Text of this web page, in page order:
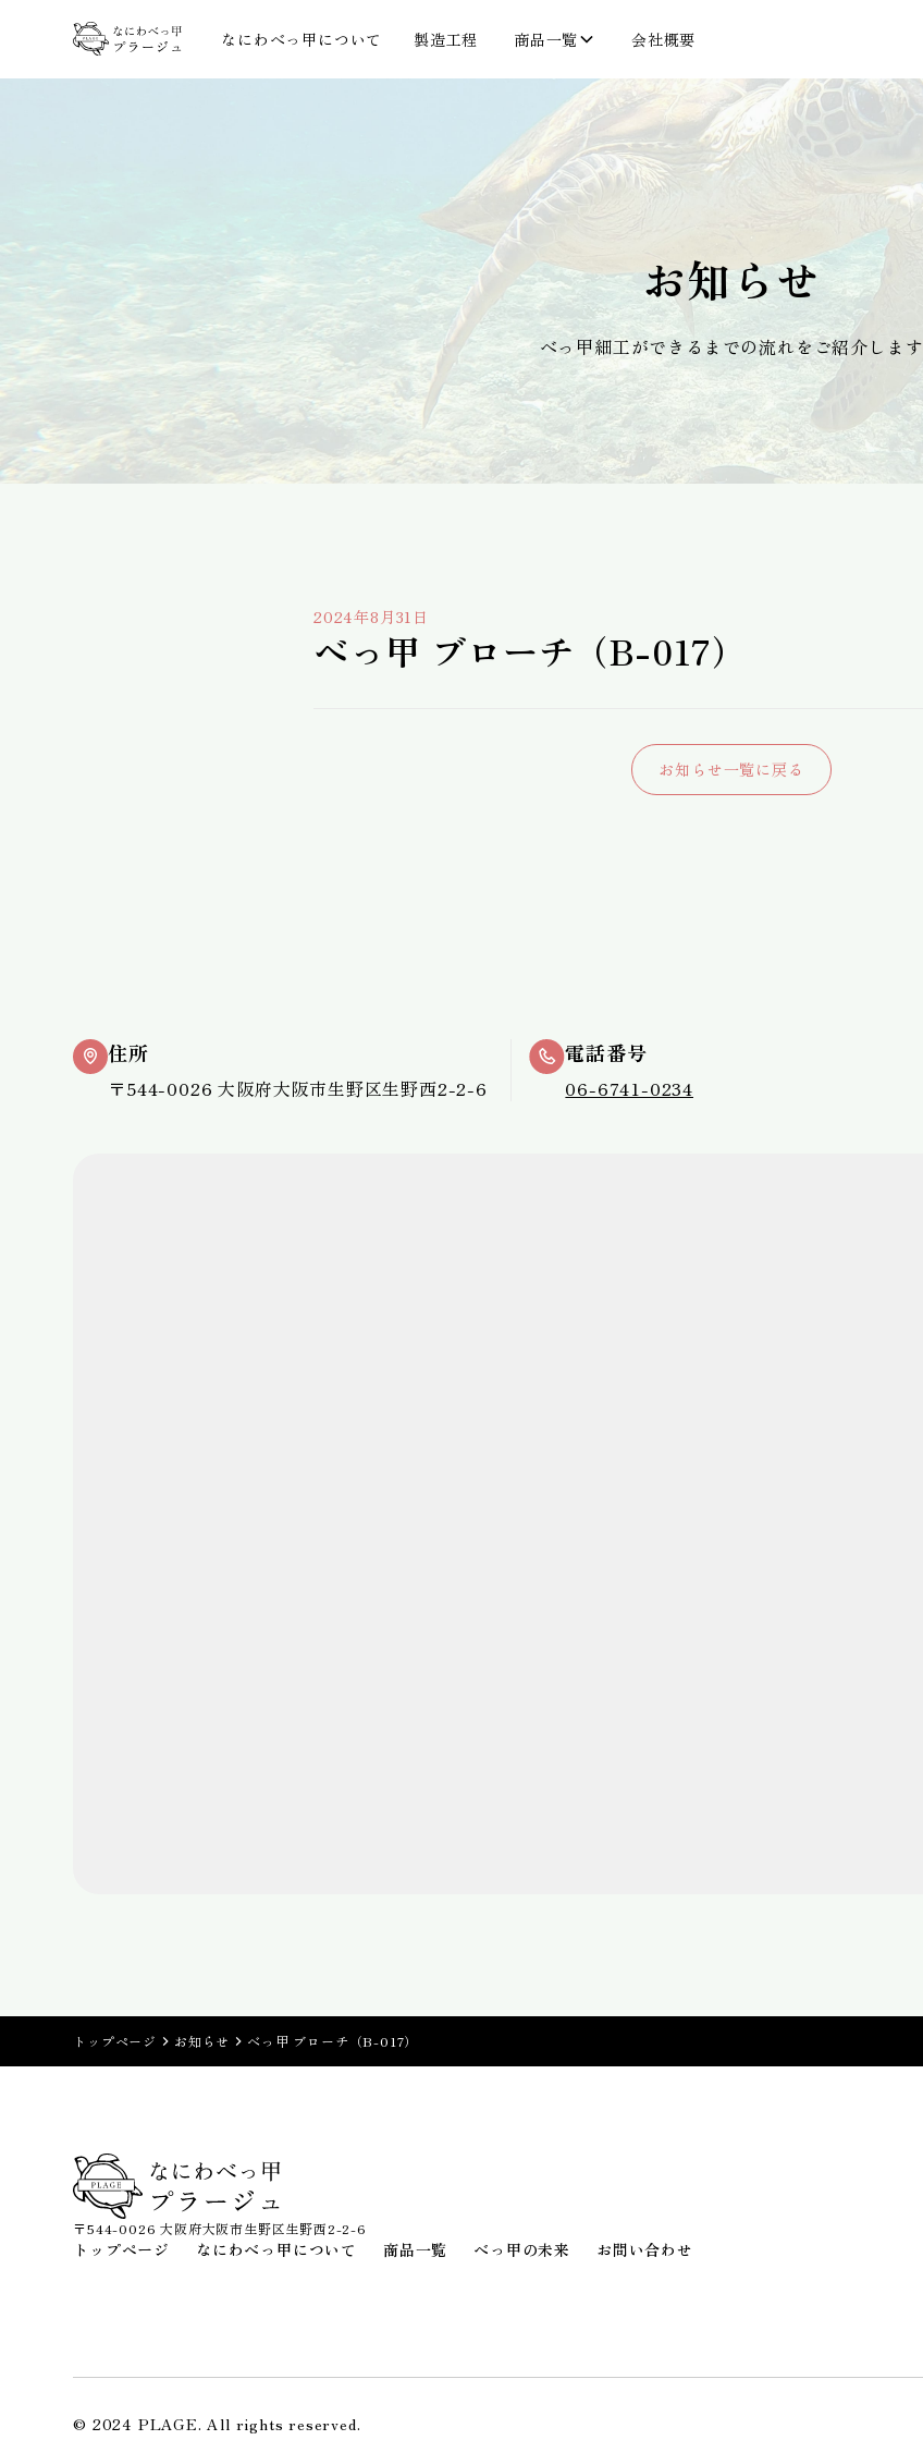
なにわべっ甲について 製造工程 商品一覧 会社概要
お知らせ
べっ甲細工ができるまでの流れをご紹介します
2024年8月31日
べっ甲 ブローチ（B-017）
お知らせ一覧に戻る
住所
〒544-0026 大阪府大阪市生野区生野西2-2-6
電話番号
06-6741-0234
トップページ お知らせ べっ甲 ブローチ（B-017）
〒544-0026 大阪府大阪市生野区生野西2-2-6
トップページ なにわべっ甲について 商品一覧 べっ甲の未来 お問い合わせ
© 2024 PLAGE. All rights reserved.